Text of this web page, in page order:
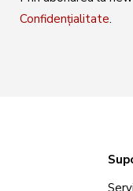
Confidențialitate.